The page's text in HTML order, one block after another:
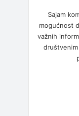
Sajam
mogućnost
važnih